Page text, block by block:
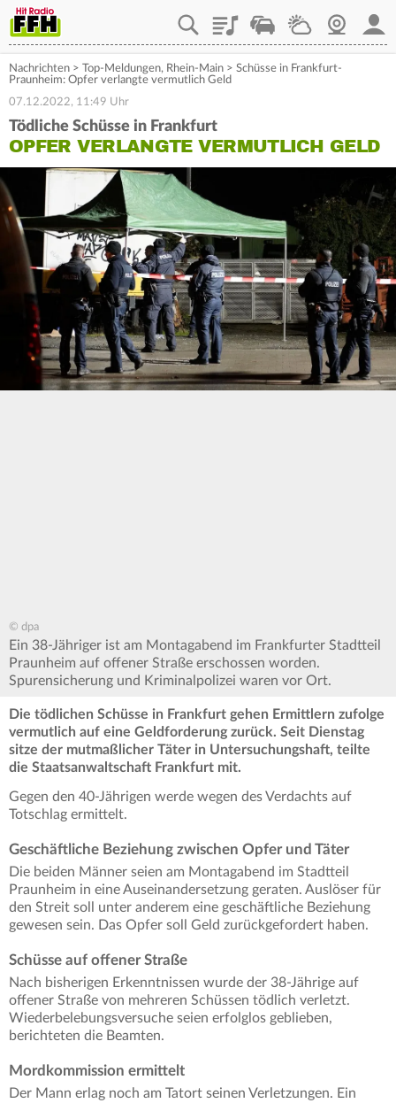
PlaylistStaupilotWetterWebcam
Nachrichten > Top-Meldungen, Rhein-Main > Schüsse in Frankfurt-
Praunheim: Opfer verlangte vermutlich Geld
07.12.2022, 11:49 Uhr
Tödliche Schüsse in Frankfurt
OPFER VERLANGTE VERMUTLICH GELD
© dpa
Ein 38-Jähriger ist am Montagabend im Frankfurter Stadtteil
Praunheim auf offener Straße erschossen worden.
Spurensicherung und Kriminalpolizei waren vor Ort.
Die tödlichen Schüsse in Frankfurt gehen Ermittlern zufolge
vermutlich auf eine Geldforderung zurück. Seit Dienstag
sitze der mutmaßlicher Täter in Untersuchungshaft, teilte
die Staatsanwaltschaft Frankfurt mit.
Gegen den 40-Jährigen werde wegen des Verdachts auf
Totschlag ermittelt.
Geschäftliche Beziehung zwischen Opfer und Täter
Die beiden Männer seien am Montagabend im Stadtteil
Praunheim in eine Auseinandersetzung geraten. Auslöser für
den Streit soll unter anderem eine geschäftliche Beziehung
gewesen sein. Das Opfer soll Geld zurückgefordert haben.
Schüsse auf offener Straße
Nach bisherigen Erkenntnissen wurde der 38-Jährige auf
offener Straße von mehreren Schüssen tödlich verletzt.
Wiederbelebungsversuche seien erfolglos geblieben,
berichteten die Beamten.
Mordkommission ermittelt
Der Mann erlag noch am Tatort seinen Verletzungen. Ein